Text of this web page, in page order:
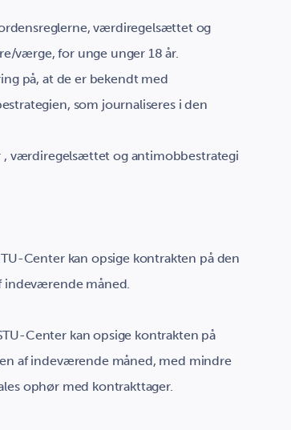
værdiregelsættet og
værge, for unge unger 18 år.
på, at de er bekendt med
som journaliseres i den
, værdiregelsættet og antimobbestrategi
Center kan opsige kontrakten på den
indeværende måned.
Center kan opsige kontrakten på
af indeværende måned, med mindre
ophør med kontrakttager.